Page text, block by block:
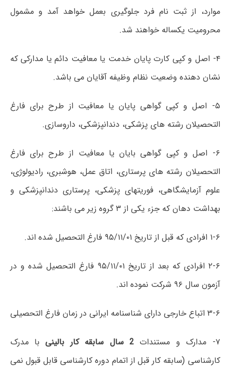
موارد، از ثبت نام فرد جلوگیری بعمل خواهد آمد و مشمول
محرومیت یکساله خواهند شد.
۴- اصل و کپی کارت پایان خدمت یا معافیت دائم یا مدارکی که
نشان دهنده وضعیت نظام وظیفه آقایان می باشد.
۵- اصل و کپی گواهی پایان یا معافیت از طرح برای فارغ
التحصیلان رشته های پزشکی، دندانپزشکی، داروسازی.
۶- اصل و کپی گواهی بایان یا معافیت از طرح برای فارغ
التحصیلان رشته های پرستاری، اتاق عمل، هوشبری، رادیولوژی،
علوم آزمایشگاهی، فوریتهای پزشکی، پرستاری دندانپزشکی و
بهداشت دهان که جزء یکی از ۳ گروه زیر می باشند:
۱-۶ افرادی که قبل از تاریخ ۹۵/۱۱/۰۱ فارغ التحصیل شده اند.
۲-۶ افرادی که بعد از تاریخ ۹۵/۱۱/۰۱ فارغ التحصیل شده و در
آزمون سال ۹۶ شرکت نموده اند.
۳-۶ اتباع خارجی دارای شناسنامه ایرانی در زمان فارغ التحصیلی
۷- مدارک و مستندات 2 سال سابقه کار بالینی
با مدرک
کارشناسی (سابقه کار قبل از اتمام دوره کارشناسی قابل قبول نمی